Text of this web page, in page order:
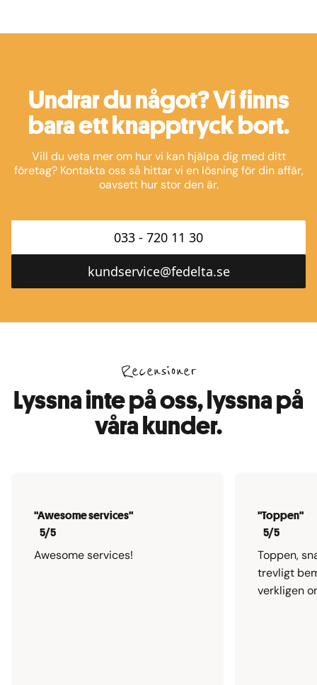
Undrar du något? Vi finns
bara ett knapptryck bort.
Vill du veta mer om hur vi kan hjälpa dig med ditt
företag? Kontakta oss så hittar vi en lösning för din affär,
oavsett hur stor den är.
033 - 720 11 30
kundservice@fedelta.se
Recensioner
Lyssna inte på oss, lyssna på
våra kunder.
"Awesome services"
5/5
Awesome services!
"Toppen"
5/5
Toppen,
trevligt
verkligen